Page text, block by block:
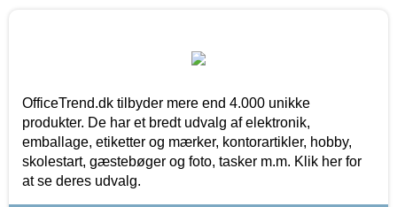
OfficeTrend.dk tilbyder mere end 4.000 unikke
produkter. De har et bredt udvalg af elektronik,
emballage, etiketter og mærker, kontorartikler, hobby,
skolestart, gæstebøger og foto, tasker m.m. Klik her for
at se deres udvalg.